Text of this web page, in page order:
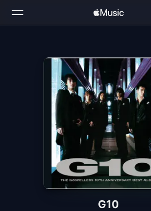
新着おすすめ
Apple Musicをインストール
G10